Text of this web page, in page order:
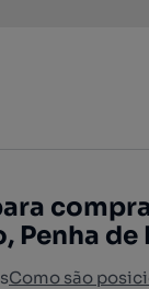
Penha de
Como são